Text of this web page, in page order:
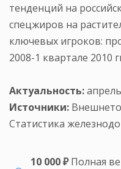
тенденций на
спецжиров на
ключевых игроков:
2008-1 квартале 2010
Актуальность:
Источники:
Статистика
10 000 ₽ Полная